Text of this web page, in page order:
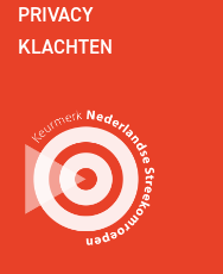
PRIVACY
KLACHTEN